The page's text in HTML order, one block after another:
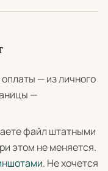
— из личного
—
файл штатными
этом не меняется.
. Не хочется